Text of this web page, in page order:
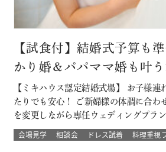
【試食付】結婚式予算も
かり婚＆パパママ婚も叶
【ミキハウス認定結婚式場】 お子様連
たりでも安心！ ご新婦様の体調に合わ
を変更しながら専任ウェディングプラ
ート 授かり婚のカップルもパパママ婚
分をすべて解消 必要なベビー用品やお
会場見学 相談会 ドレス試着 料理重視